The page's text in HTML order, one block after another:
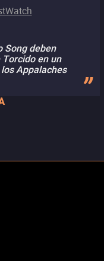
Song deben
en un
Appalaches